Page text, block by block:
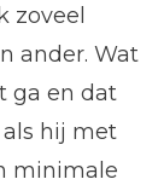
zoveel
ander. Wat
ga en dat
hij met
minimale